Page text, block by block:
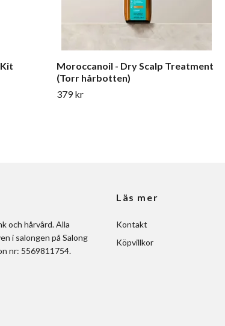
Moroccanoil - Dry Scalp Treatment
(Torr hårbotten)
379 kr
och hårvård. Alla
i salongen på Salong
nr: 5569811754.
Läs mer
Kontakt
Köpvillkor